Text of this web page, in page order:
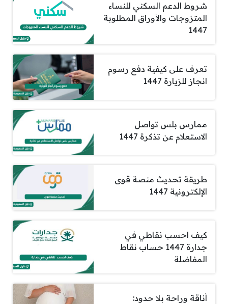
شروط الدعم السكني للنساء
المتزوجات والأوراق المطلوبة
1447
تعرف على كيفية دفع رسوم
انجاز للزيارة 1447
ممارس بلس تواصل
الاستعلام عن تذكرة 1447
طريقة تحديث منصة قوى
الإلكترونية 1447
كيف احسب نقاطي في
جدارة 1447 حساب نقاط
المفاضلة
أناقة وراحة بلا حدود: